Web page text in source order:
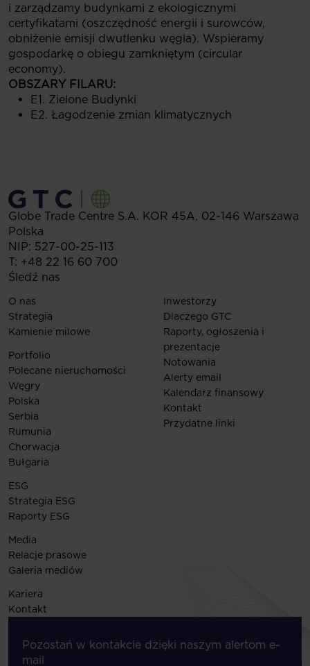
i zarządzamy budynkami z ekologicznymi
certyfikatami (oszczędność energii i surowców,
obniżenie emisji dwutlenku węgla). Wspieramy
gospodarkę o obiegu zamkniętym (circular
economy).
OBSZARY FILARU:
E1. Zielone Budynki
E2. Łagodzenie zmian klimatycznych
Globe Trade Centre S.A. KOR 45A, 02-146 Warszawa
Polska
NIP: 527-00-25-113
T: +48 22 16 60 700
Śledź nas
O nas
Strategia
Kamienie milowe
Portfolio
Polecane nieruchomości
Węgry
Polska
Serbia
Rumunia
Chorwacja
Bułgaria
Inwestorzy
Dlaczego GTC
Raporty, ogłoszenia i
prezentacje
Notowania
Alerty email
Kalendarz finansowy
Kontakt
Przydatne linki
ESG
Strategia ESG
Raporty ESG
Media
Relacje prasowe
Galeria mediów
Kariera
Kontakt
Pozostań w kontakcie dzięki naszym alertom e-
mail